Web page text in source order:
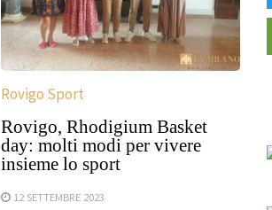
Rovigo Sport
Rovigo, Rhodigium Basket
day: molti modi per vivere
insieme lo sport
12 SETTEMBRE 2023